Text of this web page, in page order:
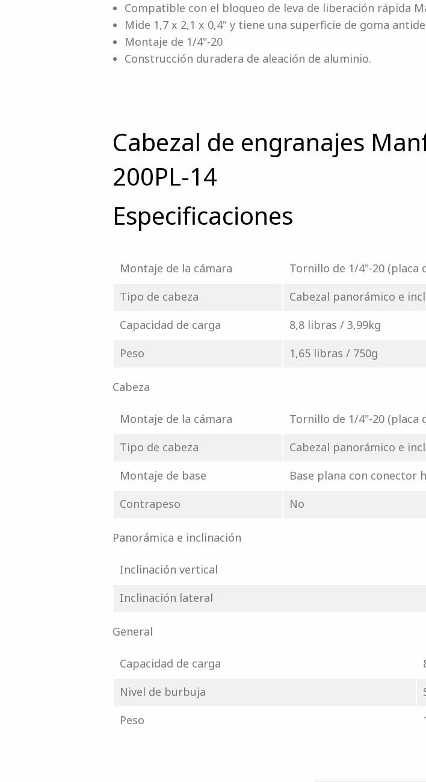
Compatible con el bloqueo de leva de liberación rápida
Mide 1,7 x 2,1 x 0,4" y tiene una superficie de goma
Montaje de 1/4"-20
Construcción duradera de aleación de aluminio.
Cabezal de engranajes
200PL-14
Especificaciones
Montaje de la cámara
Tornillo de 1/4"-20 (placa
Tipo de cabeza
Cabezal panorámico e
Capacidad de carga
8,8 libras / 3,99kg
Peso
1,65 libras / 750g
Cabeza
Montaje de la cámara
Tornillo de 1/4"-20 (placa
Tipo de cabeza
Cabezal panorámico e
Montaje de base
Base plana con conector
Contrapeso
No
Panorámica e inclinación
Inclinación vertical
Inclinación lateral
General
Capacidad de carga
Nivel de burbuja
Peso